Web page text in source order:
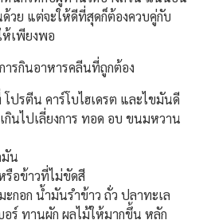
วย แต่จะให้ดีที่สุดก็ต้องควบคู่กับ
ห้เพียงพอ
กินอาหารคลีนที่ถูกต้อง
ปรตีน คาร์โบไฮเดรต และไขมันดี
กินไปเลี่ยงการ ทอด อบ ขนมหวาน
มัน
รือข้าวที่ไม่ขัดสี
กอก น้ำมันรำข้าว ถั่ว ปลาทะเล
ร์ ทานผัก ผลไม้ให้มากขึ้น หลัก